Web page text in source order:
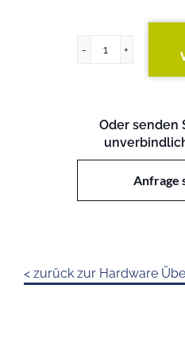
PowerEdge
Oder senden
Anfrage
< zurück zur Hardware